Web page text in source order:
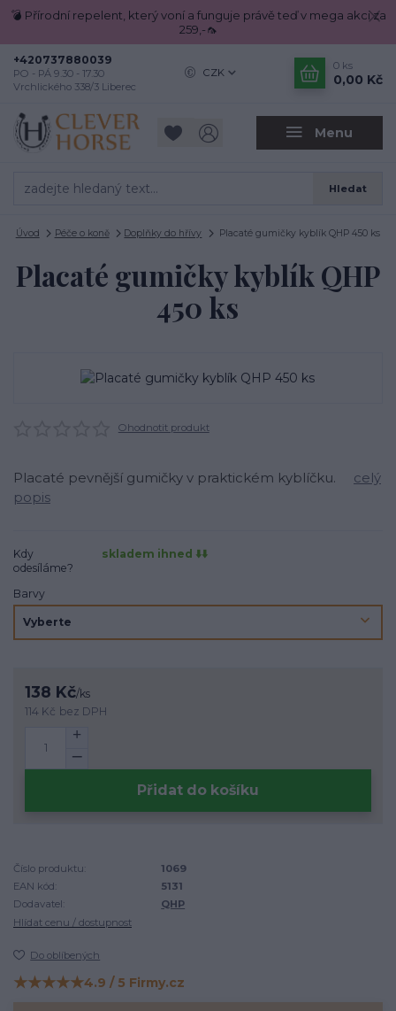
💣 Přírodní repelent, který voní a funguje právě teď v mega akci za
259,-🦟
Menu
CZK
Hledat
+420737880039
PO - PÁ 9.30 - 17.30
Vrchlického 338/3 Liberec
0 ks
0,00 Kč
Úvod Péče o koně Doplňky do hřívy Placaté gumičky kyblík QHP 450 ks
Placaté gumičky kyblík QHP
450 ks
Ohodnotit produkt
Placaté pevnější gumičky v praktickém kyblíčku. celý
popis
Kdy
odesíláme?
skladem ihned ⬇️⬇️
Barvy
138 Kč/ks
114 Kč bez DPH
Přidat do košíku
Číslo produktu:
1069
EAN kód:
5131
Dodavatel:
QHP
Hlídat cenu / dostupnost
Do oblíbených
Hodnocení na Firmy.cz
★★★★★4.9 / 5 Firmy.cz